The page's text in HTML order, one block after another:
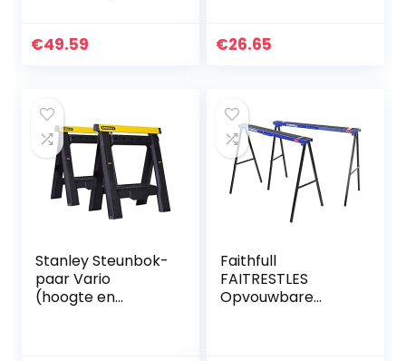
maximaal 27 cm
€49.59 €26.65
Stanley Steunbok-
paar Vario
(hoogte en
Faithfull
FAITRESTLES
Opvouwbare